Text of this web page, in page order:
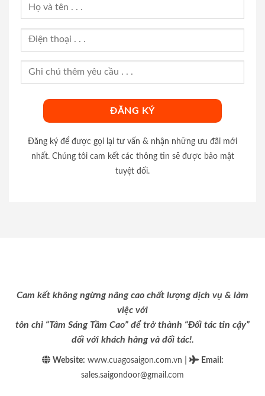
Đăng ký để được gọi lại tư vấn & nhận những ưu đãi mới
nhất. Chúng tôi cam kết các thông tin sẽ được bảo mật
tuyệt đối.
Cam kết không ngừng nâng cao chất lượng dịch vụ & làm
việc với
tôn chỉ “Tâm Sáng Tầm Cao” để trở thành “Đối tác tin cậy”
đối với khách hàng và đối tác!.
Website: www.cuagosaigon.com.vn Email :
sales.saigondoor@gmail.com